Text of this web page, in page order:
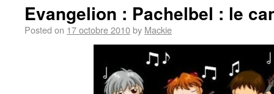
Evangelion : Pachelbel : le
Posted on 17 octobre 2010by Mackie